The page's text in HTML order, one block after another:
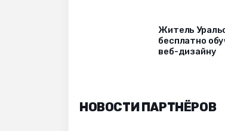
Житель
бесплатно
веб-дизайну
НОВОСТИ ПАРТНЁРОВ